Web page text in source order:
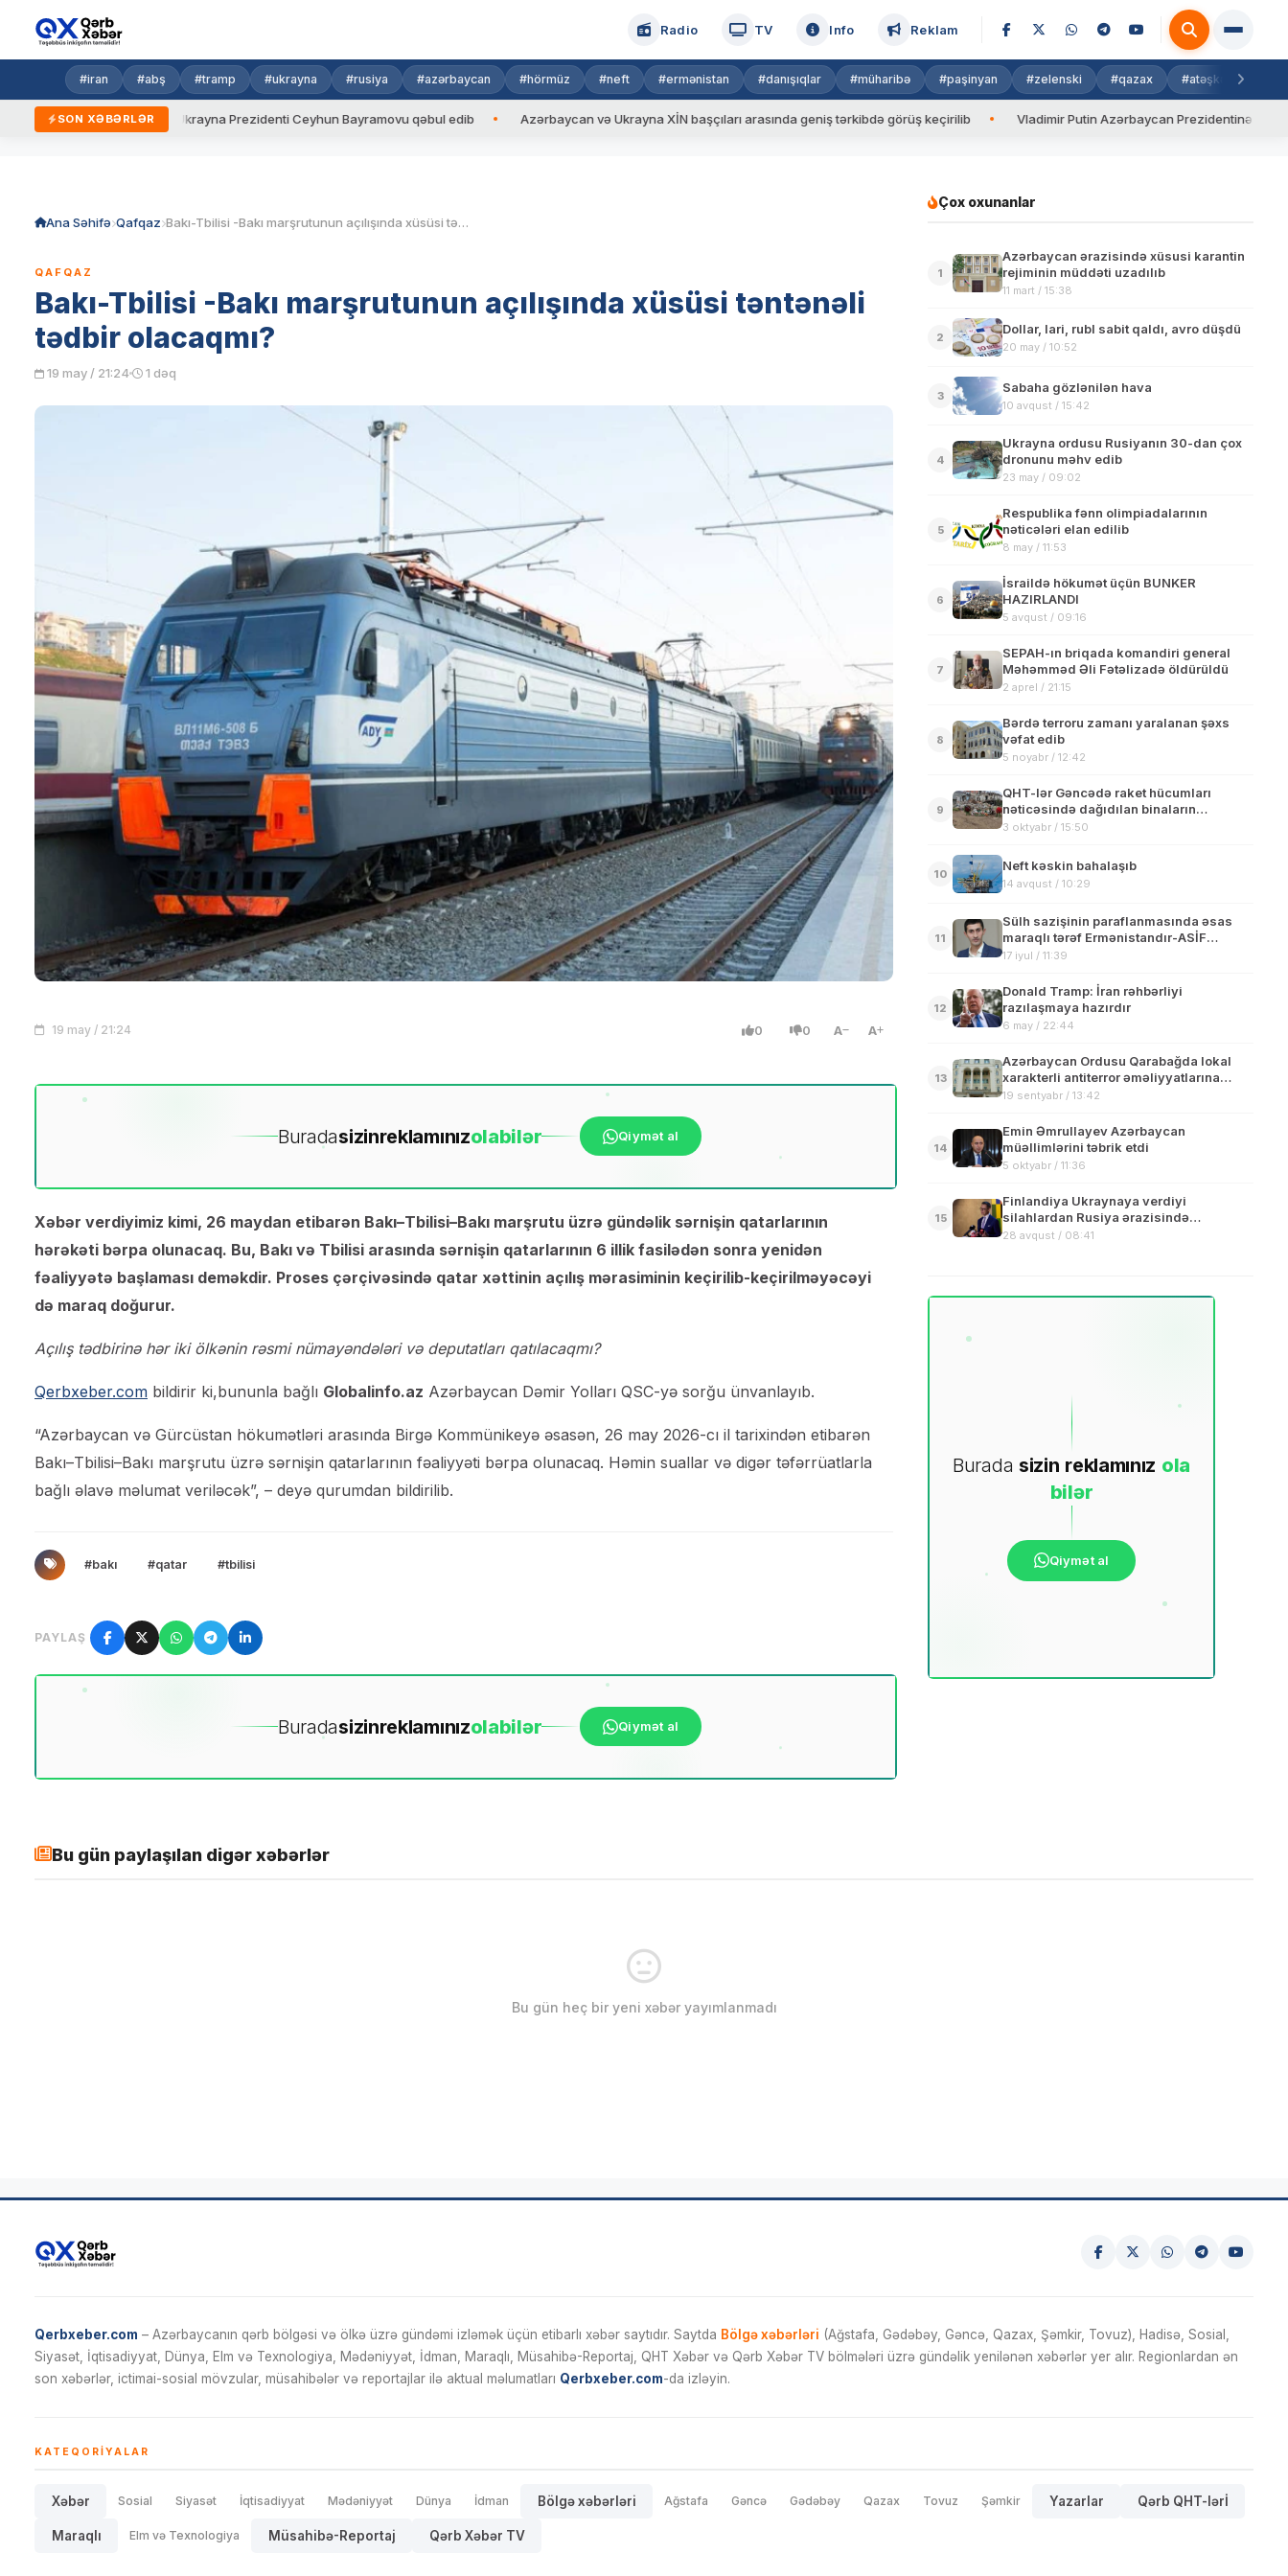
Radio TV Info Reklam
#iran #abş #tramp #ukrayna #rusiya #azərbaycan #hörmüz #neft #ermənistan #danışıqlar #müharibə #paşinyan #zelenski #qazax #atəşkəs
SON XƏBƏRLƏR
qaydalar Ukrayna Prezidenti Ceyhun Bayramovu qəbul edib Azərbaycan və Ukrayna XİN başçıları arasında geniş tərkibdə görüş keçirilib Vladimir Putin Azərbaycan Prezidentinə zəng edib
Ana Səhifə Qafqaz Bakı-Tbilisi -Bakı marşrutunun açılışında xüsüsi təntənəli tədbir olacaqmı?
QAFQAZ
Bakı-Tbilisi -Bakı marşrutunun açılışında xüsüsi təntənəli
tədbir olacaqmı?
19 may / 21:24 1 dəq
19 may / 21:24 0 0 A A
Buradasizinreklamınızolabilər Qiymət al
Xəbər verdiyimiz kimi, 26 maydan etibarən Bakı–Tbilisi–Bakı marşrutu üzrə gündəlik sərnişin qatarlarının
hərəkəti bərpa olunacaq. Bu, Bakı və Tbilisi arasında sərnişin qatarlarının 6 illik fasilədən sonra yenidən
fəaliyyətə başlaması deməkdir. Proses çərçivəsində qatar xəttinin açılış mərasiminin keçirilib-keçirilməyəcəyi
də maraq doğurur.
Açılış tədbirinə hər iki ölkənin rəsmi nümayəndələri və deputatları qatılacaqmı?
Qerbxeber.com bildirir ki,bununla bağlı Globalinfo.az Azərbaycan Dəmir Yolları QSC-yə sorğu ünvanlayıb.
“Azərbaycan və Gürcüstan hökumətləri arasında Birgə Kommünikeyə əsasən, 26 may 2026-cı il tarixindən etibarən
Bakı–Tbilisi–Bakı marşrutu üzrə sərnişin qatarlarının fəaliyyəti bərpa olunacaq. Həmin suallar və digər təfərrüatlarla
bağlı əlavə məlumat veriləcək”, – deyə qurumdan bildirilib.
#bakı #qatar #tbilisi
PAYLAŞ
Buradasizinreklamınızolabilər Qiymət al
Çox oxunanlar
1
Azərbaycan ərazisində xüsusi karantin
rejiminin müddəti uzadılıb
11 mart / 15:38
2
Dollar, lari, rubl sabit qaldı, avro düşdü
20 may / 10:52
3
Sabaha gözlənilən hava
10 avqust / 15:42
4
Ukrayna ordusu Rusiyanın 30-dan çox
dronunu məhv edib
23 may / 09:02
5
Respublika fənn olimpiadalarının
nəticələri elan edilib
8 may / 11:53
6
İsraildə hökumət üçün BUNKER
HAZIRLANDI
5 avqust / 09:16
7
SEPAH-ın briqada komandiri general
Məhəmməd Əli Fətəlizadə öldürüldü
2 aprel / 21:15
8
Bərdə terroru zamanı yaralanan şəxs
vəfat edib
5 noyabr / 12:42
9
QHT-lər Gəncədə raket hücumları
nəticəsində dağıdılan binaların
qalıqlarını ziyarət edib – Foto
3 oktyabr / 15:50
10
Neft kəskin bahalaşıb
14 avqust / 10:29
11
Sülh sazişinin paraflanmasında əsas
maraqlı tərəf Ermənistandır-ASİF
NƏRİMANLININ şərhi
17 iyul / 11:39
12
Donald Tramp: İran rəhbərliyi
razılaşmaya hazırdır
6 may / 22:44
13
Azərbaycan Ordusu Qarabağda lokal
xarakterli antiterror əməliyyatlarına
başlayıb
19 sentyabr / 13:42
14
Emin Əmrullayev Azərbaycan
müəllimlərini təbrik etdi
5 oktyabr / 11:36
15
Finlandiya Ukraynaya verdiyi
silahlardan Rusiya ərazisində
istifadəyə icazə verib
28 avqust / 08:41
Burada sizin reklamınız ola
bilər
Qiymət al
Bu gün paylaşılan digər xəbərlər
Bu gün heç bir yeni xəbər yayımlanmadı
Qerbxeber.com – Azərbaycanın qərb bölgəsi və ölkə üzrə gündəmi izləmək üçün etibarlı xəbər saytıdır. Saytda Bölgə xəbərləri (Ağstafa, Gədəbəy, Gəncə, Qazax, Şəmkir, Tovuz), Hadisə, Sosial,
Siyasət, İqtisadiyyat, Dünya, Elm və Texnologiya, Mədəniyyət, İdman, Maraqlı, Müsahibə-Reportaj, QHT Xəbər və Qərb Xəbər TV bölmələri üzrə gündəlik yenilənən xəbərlər yer alır. Regionlardan ən
son xəbərlər, ictimai-sosial mövzular, müsahibələr və reportajlar ilə aktual məlumatları Qerbxeber.com-da izləyin.
KATEQORIYALAR
Xəbər Sosial Siyasət İqtisadiyyat Mədəniyyət Dünya İdman Bölgə xəbərləri Ağstafa Gəncə Gədəbəy Qazax Tovuz Şəmkir Yazarlar Qərb QHT-lərİ
Maraqlı Elm və Texnologiya Müsahibə-Reportaj Qərb Xəbər TV